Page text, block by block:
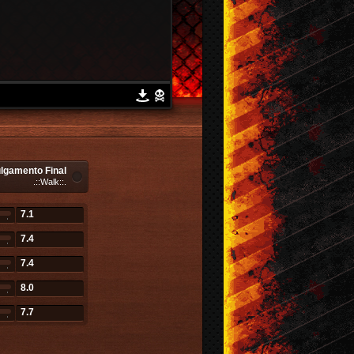
Final
.::Walk::.
7.1
7.4
7.4
8.0
7.7